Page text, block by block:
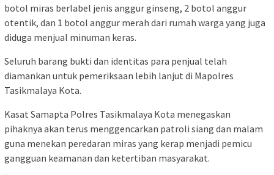
botol miras berlabel jenis anggur ginseng, 2 botol anggur
otentik, dan 1 botol anggur merah dari rumah warga yang juga
diduga menjual minuman keras.
Seluruh barang bukti dan identitas para penjual telah
diamankan untuk pemeriksaan lebih lanjut di Mapolres
Tasikmalaya Kota.
Kasat Samapta Polres Tasikmalaya Kota menegaskan
pihaknya akan terus menggencarkan patroli siang dan malam
guna menekan peredaran miras yang kerap menjadi pemicu
gangguan keamanan dan ketertiban masyarakat.